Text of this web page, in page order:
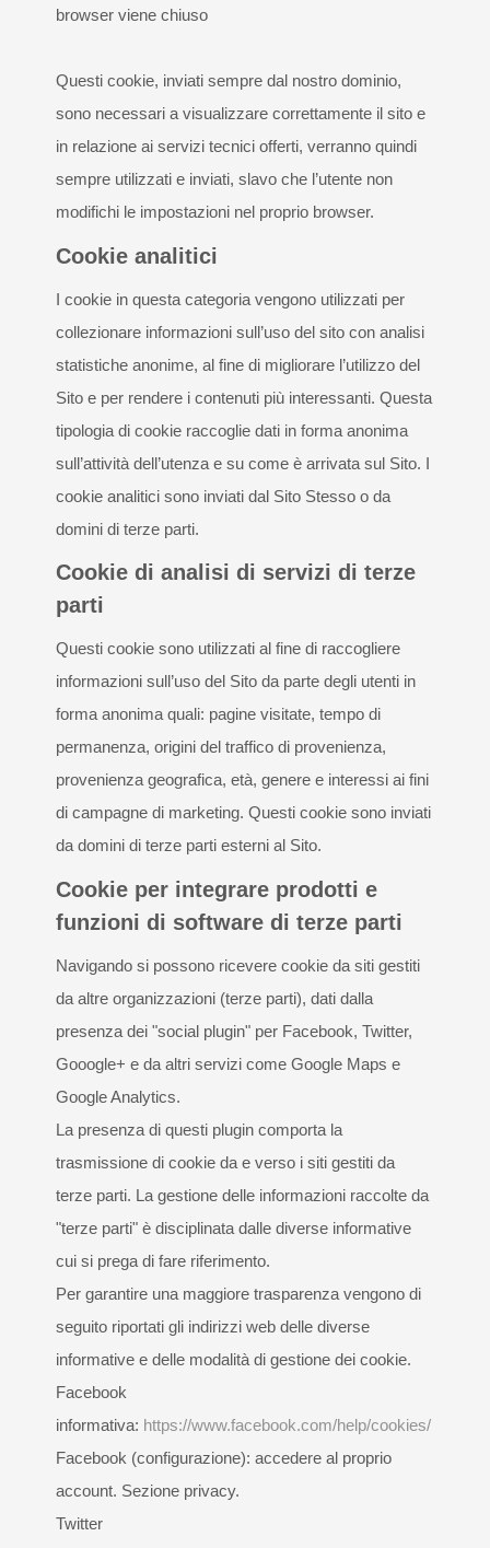
browser viene chiuso
Questi cookie, inviati sempre dal nostro dominio,
sono necessari a visualizzare correttamente il sito e
in relazione ai servizi tecnici offerti, verranno quindi
sempre utilizzati e inviati, slavo che l’utente non
modifichi le impostazioni nel proprio browser.
Cookie analitici
I cookie in questa categoria vengono utilizzati per
collezionare informazioni sull’uso del sito con analisi
statistiche anonime, al fine di migliorare l’utilizzo del
Sito e per rendere i contenuti più interessanti. Questa
tipologia di cookie raccoglie dati in forma anonima
sull’attività dell’utenza e su come è arrivata sul Sito. I
cookie analitici sono inviati dal Sito Stesso o da
domini di terze parti.
Cookie di analisi di servizi di terze
parti
Questi cookie sono utilizzati al fine di raccogliere
informazioni sull’uso del Sito da parte degli utenti in
forma anonima quali: pagine visitate, tempo di
permanenza, origini del traffico di provenienza,
provenienza geografica, età, genere e interessi ai fini
di campagne di marketing. Questi cookie sono inviati
da domini di terze parti esterni al Sito.
Cookie per integrare prodotti e
funzioni di software di terze parti
Navigando si possono ricevere cookie da siti gestiti
da altre organizzazioni (terze parti), dati dalla
presenza dei "social plugin" per Facebook, Twitter,
Gooogle+ e da altri servizi come Google Maps e
Google Analytics.
La presenza di questi plugin comporta la
trasmissione di cookie da e verso i siti gestiti da
terze parti. La gestione delle informazioni raccolte da
"terze parti" è disciplinata dalle diverse informative
cui si prega di fare riferimento.
Per garantire una maggiore trasparenza vengono di
seguito riportati gli indirizzi web delle diverse
informative e delle modalità di gestione dei cookie.
Facebook
informativa: https://www.facebook.com/help/cookies/
Facebook (configurazione): accedere al proprio
account. Sezione privacy.
Twitter